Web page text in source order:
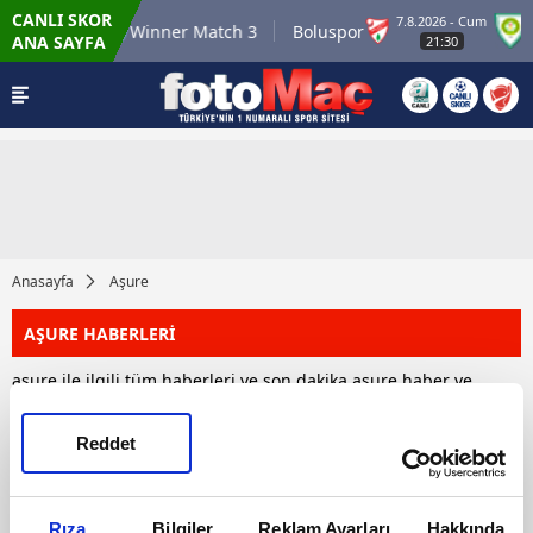
Rıza Bilgiler Reklam Ayarları Hakkında
Reddet
CANLI SKOR
ANA SAYFA
6.8.2026 - Per
22:00
Winner Match 3 Boluspor
7.8.2026 - Cum
21:30
Anasayfa Aşure
AŞURE HABERLERİ
aşure ile ilgili tüm haberleri ve son dakika aşure haber ve
aşure haberi bulunmuştur.